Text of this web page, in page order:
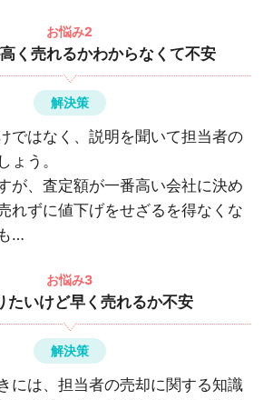
お悩み2
く売れるかわからなくて不安
解決策
ではなく、説明を聞いて担当者の
ょう。
が、査定額が一番高い会社に決め
れずに値下げをせざるを得なくな
…
お悩み3
たいけど早く売れるか不安
解決策
には、担当者の売却に関する知識